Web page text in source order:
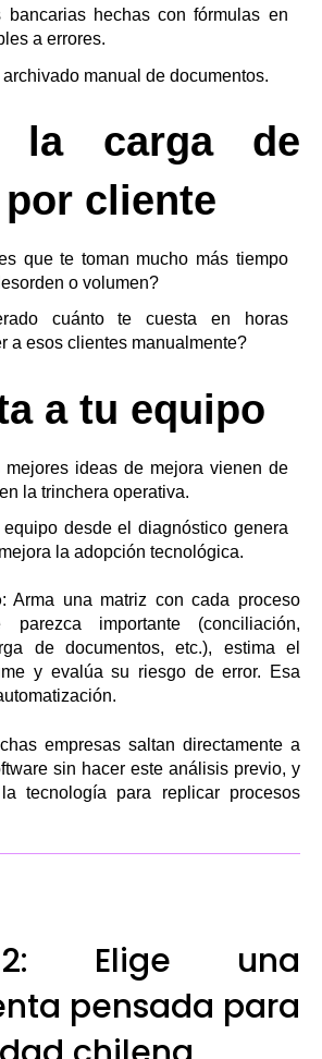
bancarias hechas con fórmulas en
a errores.
manual de documentos.
la carga de
cliente
que te toman mucho más tiempo
o volumen?
cuánto te cuesta en horas
a esos clientes manualmente?
a tu equipo
mejores ideas de mejora vienen de
la trinchera operativa.
equipo desde el diagnóstico genera
la adopción tecnológica.
: Arma una matriz con cada proceso
importante (conciliación,
de documentos, etc.), estima el
y evalúa su riesgo de error. Esa
empresas saltan directamente a
sin hacer este análisis previo, y
tecnología para replicar procesos
Elige una
pensada para